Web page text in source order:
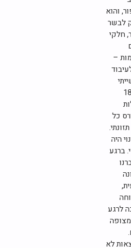
והוא
לבשר
חלקי
–
כל
היה
ברגע
לרגע
לא